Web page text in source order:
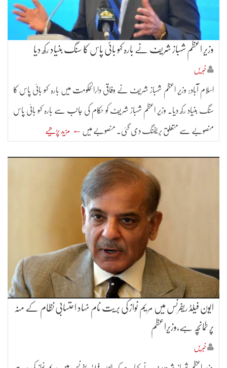
وزیر اعظم شہباز شریف نے بارہ کہو بائی پاس کا سنگ بنیاد رکھ دیا
خبریں
اسلام آباد: وزیر اعظم شہباز شریف نے وفاقی دارالحکومت میں بارہ کہو بائی پاس کا
سنگ بنیاد رکھ دیا۔ وزیر اعظم شہباز شریف کو حکام کی جانب سے بارہ کہو بائی پاس
منصوبے سے متعلق بریفنگ دی گئی۔ منصوبے میں ← مزید پڑھیے
ایون فیلڈ ریفرنس میں مریم نواز کی بریت نام نہاد احتسابی نظام کے منہ
پر طمانچہ ہے،وزیراعظم
خبریں